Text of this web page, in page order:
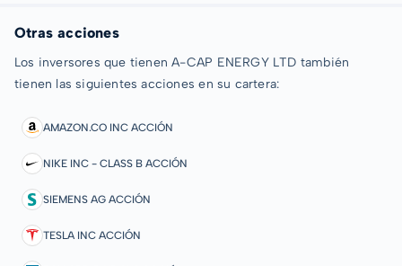
Otras acciones
Los inversores que tienen A-CAP ENERGY LTD también
tienen las siguientes acciones en su cartera:
AMAZON.CO INC ACCIÓN
NIKE INC - CLASS B ACCIÓN
SIEMENS AG ACCIÓN
TESLA INC ACCIÓN